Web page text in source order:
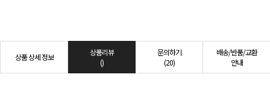
상품 상세 정보
상품리뷰
()
문의하기
(20)
배송/반품/교환
안내